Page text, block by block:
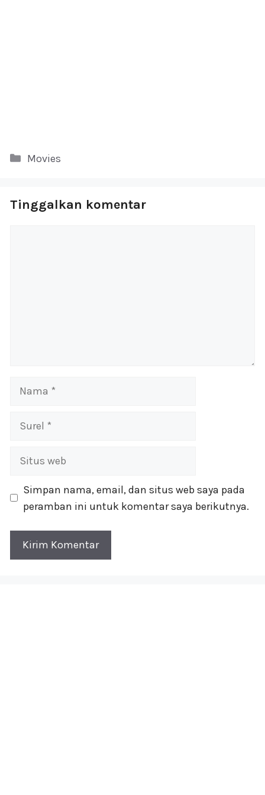
Kategori
Movies
Tinggalkan komentar
Nama
Surel
Situs
Simpan nama, email, dan situs web saya pada
peramban ini untuk komentar saya berikutnya.